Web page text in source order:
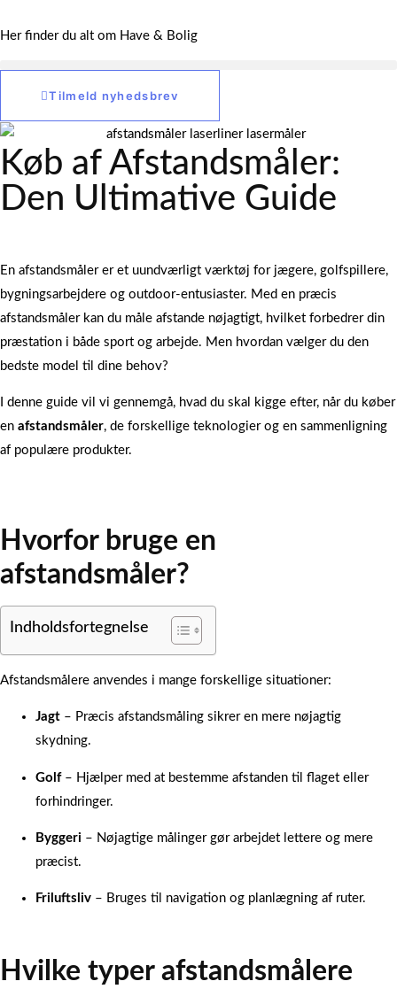
Her finder du alt om Have & Bolig
Tilmeld nyhedsbrev
Køb af Afstandsmåler:
Den Ultimative Guide
En afstandsmåler er et uundværligt værktøj for jægere, golfspillere,
bygningsarbejdere og outdoor-entusiaster. Med en præcis
afstandsmåler kan du måle afstande nøjagtigt, hvilket forbedrer din
præstation i både sport og arbejde. Men hvordan vælger du den
bedste model til dine behov?
I denne guide vil vi gennemgå, hvad du skal kigge efter, når du køber
en afstandsmåler, de forskellige teknologier og en sammenligning
af populære produkter.
Hvorfor bruge en
afstandsmåler?
Indholdsfortegnelse
Afstandsmålere anvendes i mange forskellige situationer:
Jagt – Præcis afstandsmåling sikrer en mere nøjagtig
skydning.
Golf– Hjælper med at bestemme afstanden til flaget eller
forhindringer.
Byggeri – Nøjagtige målinger gør arbejdet lettere og mere
præcist.
Friluftsliv – Bruges til navigation og planlægning af ruter.
Hvilke typer afstandsmålere